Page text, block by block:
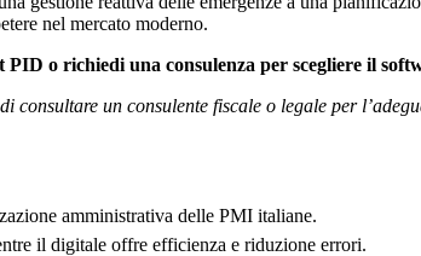
nel mercato moderno.
o richiedi una consulenza per scegliere il
un consulente fiscale o legale per
amministrativa delle PMI italiane.
il digitale offre efficienza e riduzione errori.